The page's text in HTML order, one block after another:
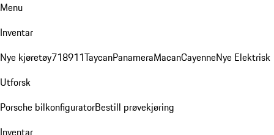
Menu
Inventar
Nye kjøretøy718911TaycanPanameraMacanCayenneNye Elektrisk
Utforsk
Porsche bilkonfiguratorBestill prøvekjøring
Inventar